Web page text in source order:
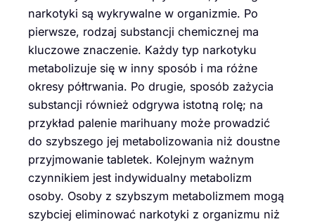
narkotyki są wykrywalne w organizmie. Po
pierwsze, rodzaj substancji chemicznej ma
kluczowe znaczenie. Każdy typ narkotyku
metabolizuje się w inny sposób i ma różne
okresy półtrwania. Po drugie, sposób zażycia
substancji również odgrywa istotną rolę; na
przykład palenie marihuany może prowadzić
do szybszego jej metabolizowania niż doustne
przyjmowanie tabletek. Kolejnym ważnym
czynnikiem jest indywidualny metabolizm
osoby. Osoby z szybszym metabolizmem mogą
szybciej eliminować narkotyki z organizmu niż